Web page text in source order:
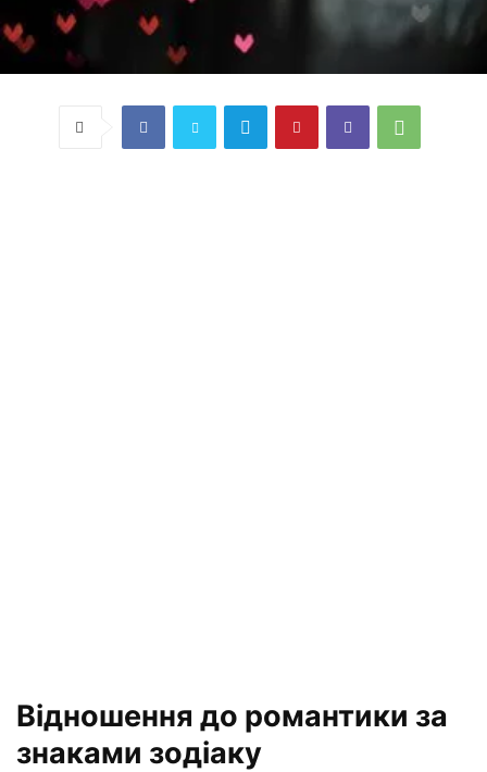
Відношення до романтики за
знаками зодіаку